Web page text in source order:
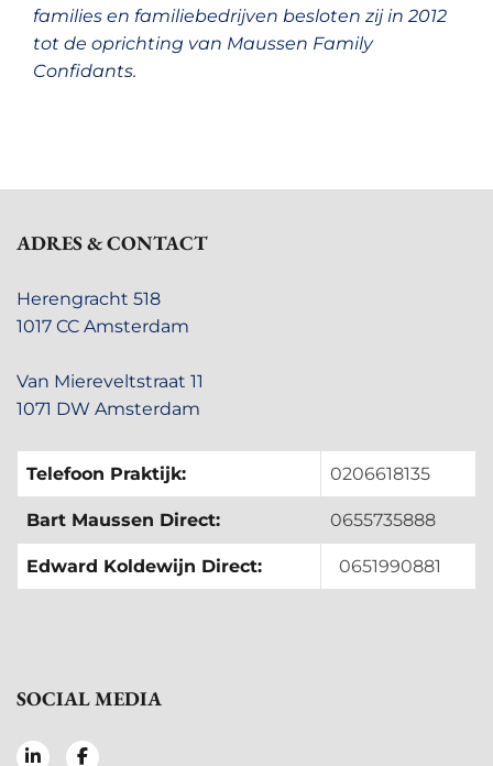
families en familiebedrijven besloten zij in 2012
tot de oprichting van Maussen Family
Confidants.
ADRES & CONTACT
Herengracht 518
1017 CC Amsterdam
Van Miereveltstraat 11
1071 DW Amsterdam
Telefoon Praktijk: 0206618135
Bart Maussen Direct: 0655735888
Edward Koldewijn Direct: 0651990881
SOCIAL MEDIA